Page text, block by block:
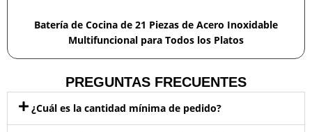
Batería de Cocina de 21 Piezas de Acero Inoxidable
Multifuncional para Todos los Platos
PREGUNTAS FRECUENTES
¿Cuál es la cantidad mínima de pedido?